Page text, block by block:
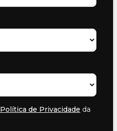
Política de Privacidade da